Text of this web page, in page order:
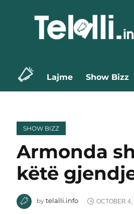
Lajme Show Bizz
SHOW BIZZ
Armonda
këtë
bytelalli.info OCTOBER 4,